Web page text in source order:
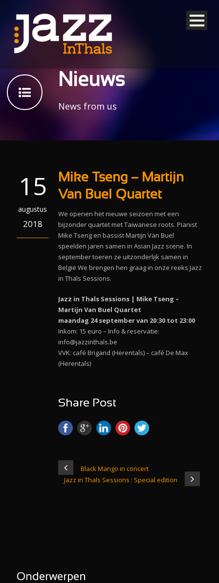
Nieuws
News from us
15
augustus
2018
Mike Tseng – Martijn
Van Buel Quartet
We openen het nieuwe seizoen met een
bijzonder quartet met Taiwanese roots. Pianist
Mike Tseng en bassist Martijn Van Buel
speelden jaren samen in Asian Jazz scene. In
september toeren ze uitzonderlijk samen in
België We brengen hen graag in onze reeks Jazz
in Thals Sessions.
Jazz in Thals Sessions | Mike Tseng –
Martijn Van Buel Quartet
maandag 24 september van 20:30 tot 23:00
Inkom: 15 euro – Info & reservatie:
info@jazzinthals.be
VVK: café Brigand (Herentals) – café De Max
(Herentals)
Share Post
Black Mango in concert
Jazz in Thals Sessions : Special edition
Onderwerpen